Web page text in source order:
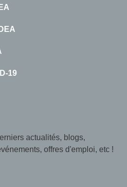
19
actualités, blogs,
offres d'emploi, etc !